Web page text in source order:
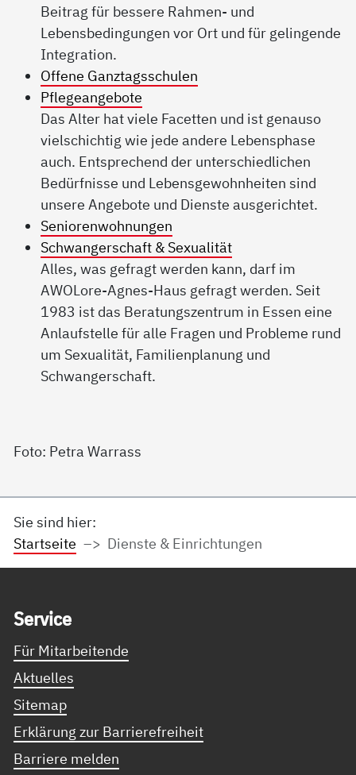
Beitrag für bessere Rahmen- und
Lebensbedingungen vor Ort und für gelingende
Integration.
Offene Ganztagsschulen
Pflegeangebote
Das Alter hat viele Facetten und ist genauso
vielschichtig wie jede andere Lebensphase
auch. Entsprechend der unterschiedlichen
Bedürfnisse und Lebensgewohnheiten sind
unsere Angebote und Dienste ausgerichtet.
Seniorenwohnungen
Schwangerschaft & Sexualität
Alles, was gefragt werden kann, darf im
AWOLore-Agnes-Haus gefragt werden. Seit
1983 ist das Beratungszentrum in Essen eine
Anlaufstelle für alle Fragen und Probleme rund
um Sexualität, Familienplanung und
Schwangerschaft.
Foto: Petra Warrass
Sie sind hier:
Startseite
Dienste & Einrichtungen
Ser­vice
Für Mitarbeitende
Aktuelles
Sitemap
Erklärung zur Barrierefreiheit
Barriere melden